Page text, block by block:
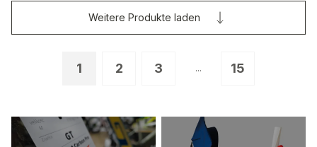
1 2 3 ... 15
Weitere Produkte laden